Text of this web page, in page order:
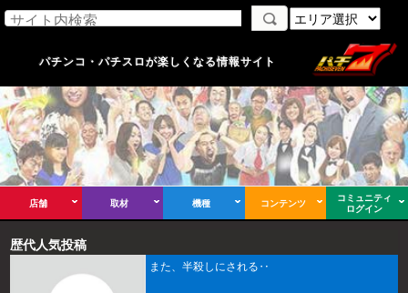
パチンコ・パチスロが楽しくなる情報サイト
店舗 取材 機種 コンテンツ
コミュニティ
ログイン
歴代人気投稿
また、半殺しにされる‥